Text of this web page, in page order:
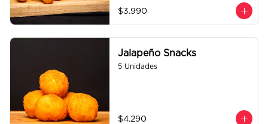
$3.990
Jalapeño Snacks
5 Unidades
$4.290